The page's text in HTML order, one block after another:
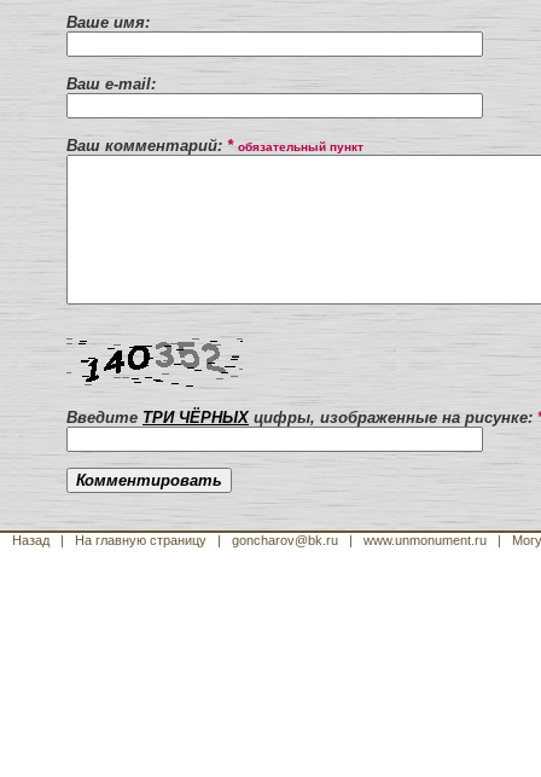
Ваше имя:
Ваш e-mail:
Ваш комментарий: * обязательный пункт
Введите ТРИ ЧЁРНЫХ цифры, изображенные на рисунке:
Назад | На главную страницу | goncharov@bk.ru | www.unmonument.ru |